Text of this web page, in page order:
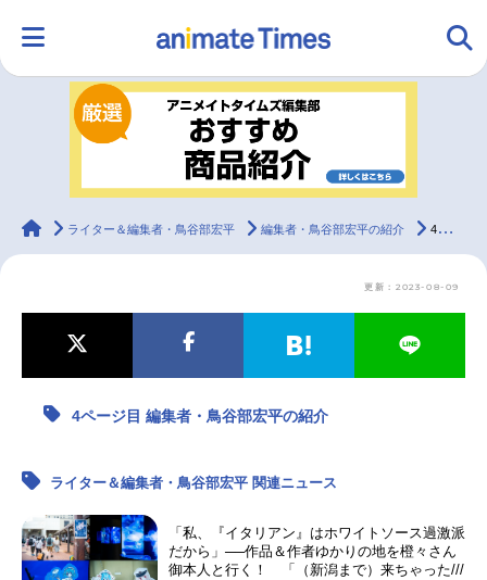
ランキング アニメ
ラジオ 映画
アニメ記事一覧 声優記事一覧
アニメ映画一覧 実写化映画一覧
今期アニメ曜日別一覧
animateTimes
ライター＆編集者・鳥谷部宏平 編集者・鳥谷部宏平の紹介 4ページ目
更新：2023-08-09
4ページ目 編集者・鳥谷部宏平の紹介
ライター＆編集者・鳥谷部宏平 関連ニュース
「私、『イタリアン』はホワイトソース過激派
だから」──作品＆作者ゆかりの地を橙々さん
御本人と行く！ 「（新潟まで）来ちゃった///